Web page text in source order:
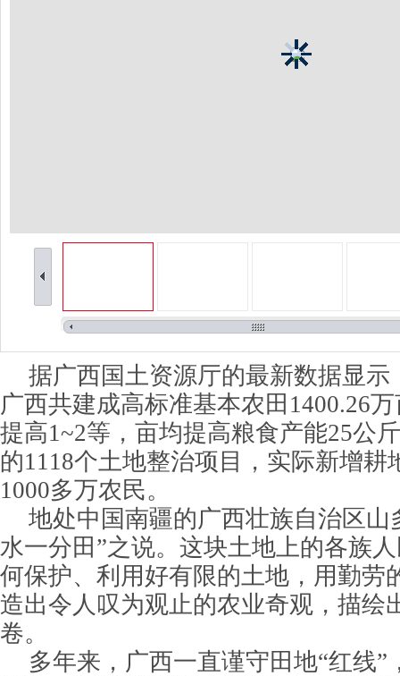
据广西国土资源厅的最新数据显示
广西共建成高标准基本农田1400.26
提高1~2等，亩均提高粮食产能25公
的1118个土地整治项目，实际新增耕
1000多万农民。
地处中国南疆的广西壮族自治区山
水一分田”之说。这块土地上的各族
何保护、利用好有限的土地，用勤劳
造出令人叹为观止的农业奇观，描绘
卷。
多年来，广西一直谨守田地“红线”